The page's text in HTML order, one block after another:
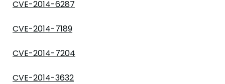
CVE-2014-6287
CVE-2014-7189
CVE-2014-7204
CVE-2014-3632